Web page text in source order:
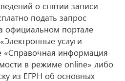
о снятии записи
подать запрос
официальном портале
услуги
«Справочная информация
в режиме online» либо
из ЕГРН об основных